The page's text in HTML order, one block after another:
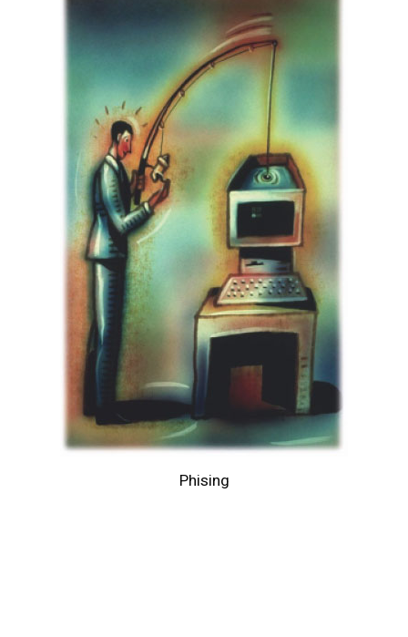
Phising